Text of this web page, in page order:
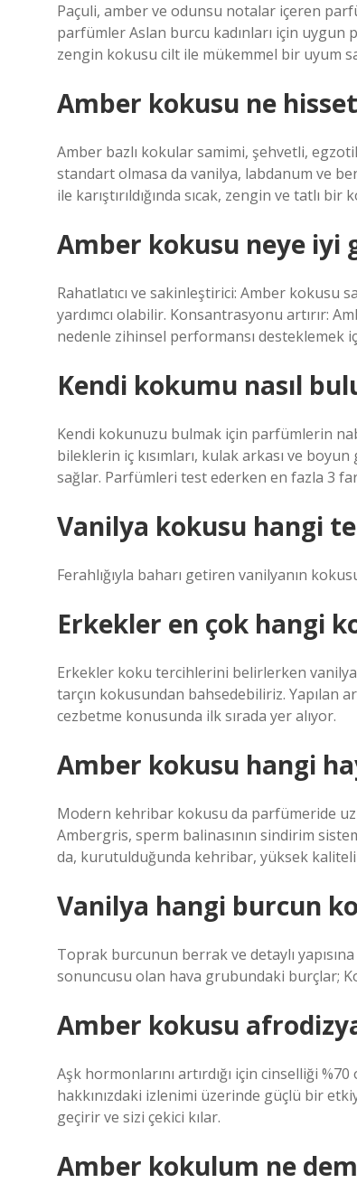
Paçuli, amber ve odunsu notalar içeren
parfümler Aslan burcu kadınları için uygun
zengin kokusu cilt ile mükemmel bir uyum
Amber kokusu ne
Amber bazlı kokular samimi, şehvetli,
standart olmasa da vanilya, labdanum ve
ile karıştırıldığında sıcak, zengin ve tatlı bir
Amber kokusu neye iyi
Rahatlatıcı ve sakinleştirici: Amber
yardımcı olabilir. Konsantrasyonu artırır:
nedenle zihinsel performansı desteklemek
Kendi kokumu nasıl
Kendi kokunuzu bulmak için parfümlerin
bileklerin iç kısımları, kulak arkası ve
sağlar. Parfümleri test ederken en fazla 3
Vanilya kokusu hangi
Ferahlığıyla baharı getiren vanilyanın
Erkekler en çok hangi
Erkekler koku tercihlerini belirlerken
tarçın kokusundan bahsedebiliriz. Yapılan
cezbetme konusunda ilk sırada yer alıyor.
Amber kokusu hangi
Modern kehribar kokusu da parfümeride
Ambergris, sperm balinasının sindirim
da, kurutulduğunda kehribar, yüksek
Vanilya hangi burcun
Toprak burcunun berrak ve detaylı
sonuncusu olan hava grubundaki burçlar;
Amber kokusu
Aşk hormonlarını artırdığı için cinselliği
hakkınızdaki izlenimi üzerinde güçlü bir
geçirir ve sizi çekici kılar.
Amber kokulum ne